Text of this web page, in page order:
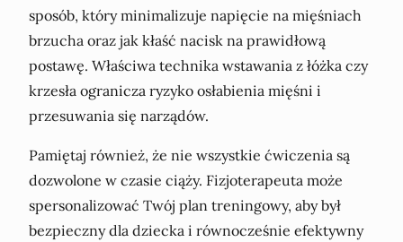
sposób, który minimalizuje napięcie na mięśniach
brzucha oraz jak kłaść nacisk na prawidłową
postawę. Właściwa technika wstawania z łóżka czy
krzesła ogranicza ryzyko osłabienia mięśni i
przesuwania się narządów.
Pamiętaj również, że nie wszystkie ćwiczenia są
dozwolone w czasie ciąży. Fizjoterapeuta może
spersonalizować Twój plan treningowy, aby był
bezpieczny dla dziecka i równocześnie efektywny